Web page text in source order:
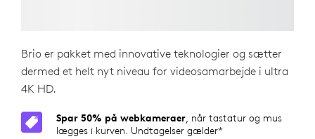
Brio er pakket med innovative teknologier og sætter
dermed et helt nyt niveau for videosamarbejde i ultra
4K HD.
Spar 50% på webkameraer, når tastatur og mus
lægges i kurven. Undtagelser gælder*